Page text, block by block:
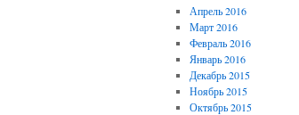
Апрель 2016
Март 2016
Февраль 2016
Январь 2016
Декабрь 2015
Ноябрь 2015
Октябрь 2015